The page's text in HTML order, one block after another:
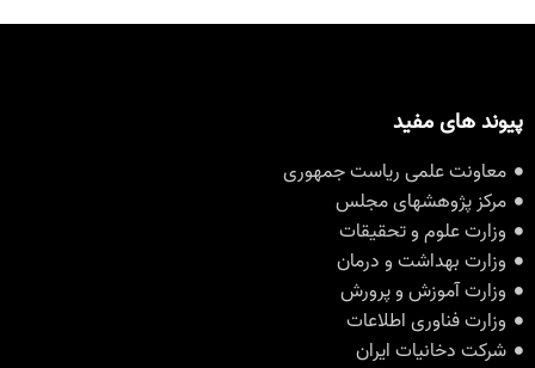
های مفید
علمی ریاست جمهوری
پژوهشهای مجلس
علوم و تحقیقات
بهداشت و درمان
آموزش و پرورش
فناوری اطلاعات
دخانیات ایران